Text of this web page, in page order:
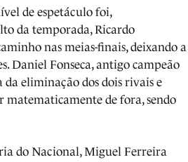
de espetáculo foi,
da temporada, Ricardo
nas meias-finais, deixando a
Daniel Fonseca, antigo campeão
eliminação dos dois rivais e
matematicamente de fora, sendo
do Nacional, Miguel Ferreira